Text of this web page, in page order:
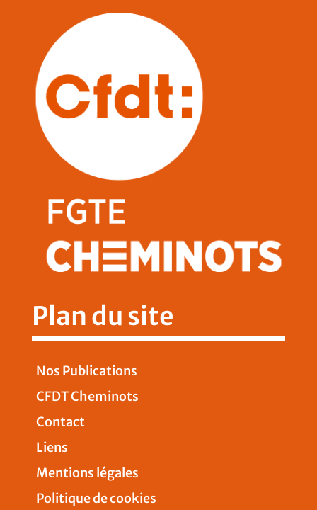
Plan du site
Nos Publications
CFDT Cheminots
Contact
Liens
Mentions légales
Politique de cookies